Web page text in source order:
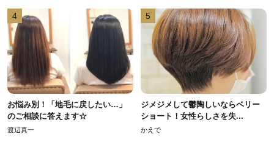
4
お悩み別！「地毛に戻したい…」
のご相談に答えます☆
渡辺真一
5
ジメジメして鬱陶しいならベリー
ショート！女性らしさを失...
かえで